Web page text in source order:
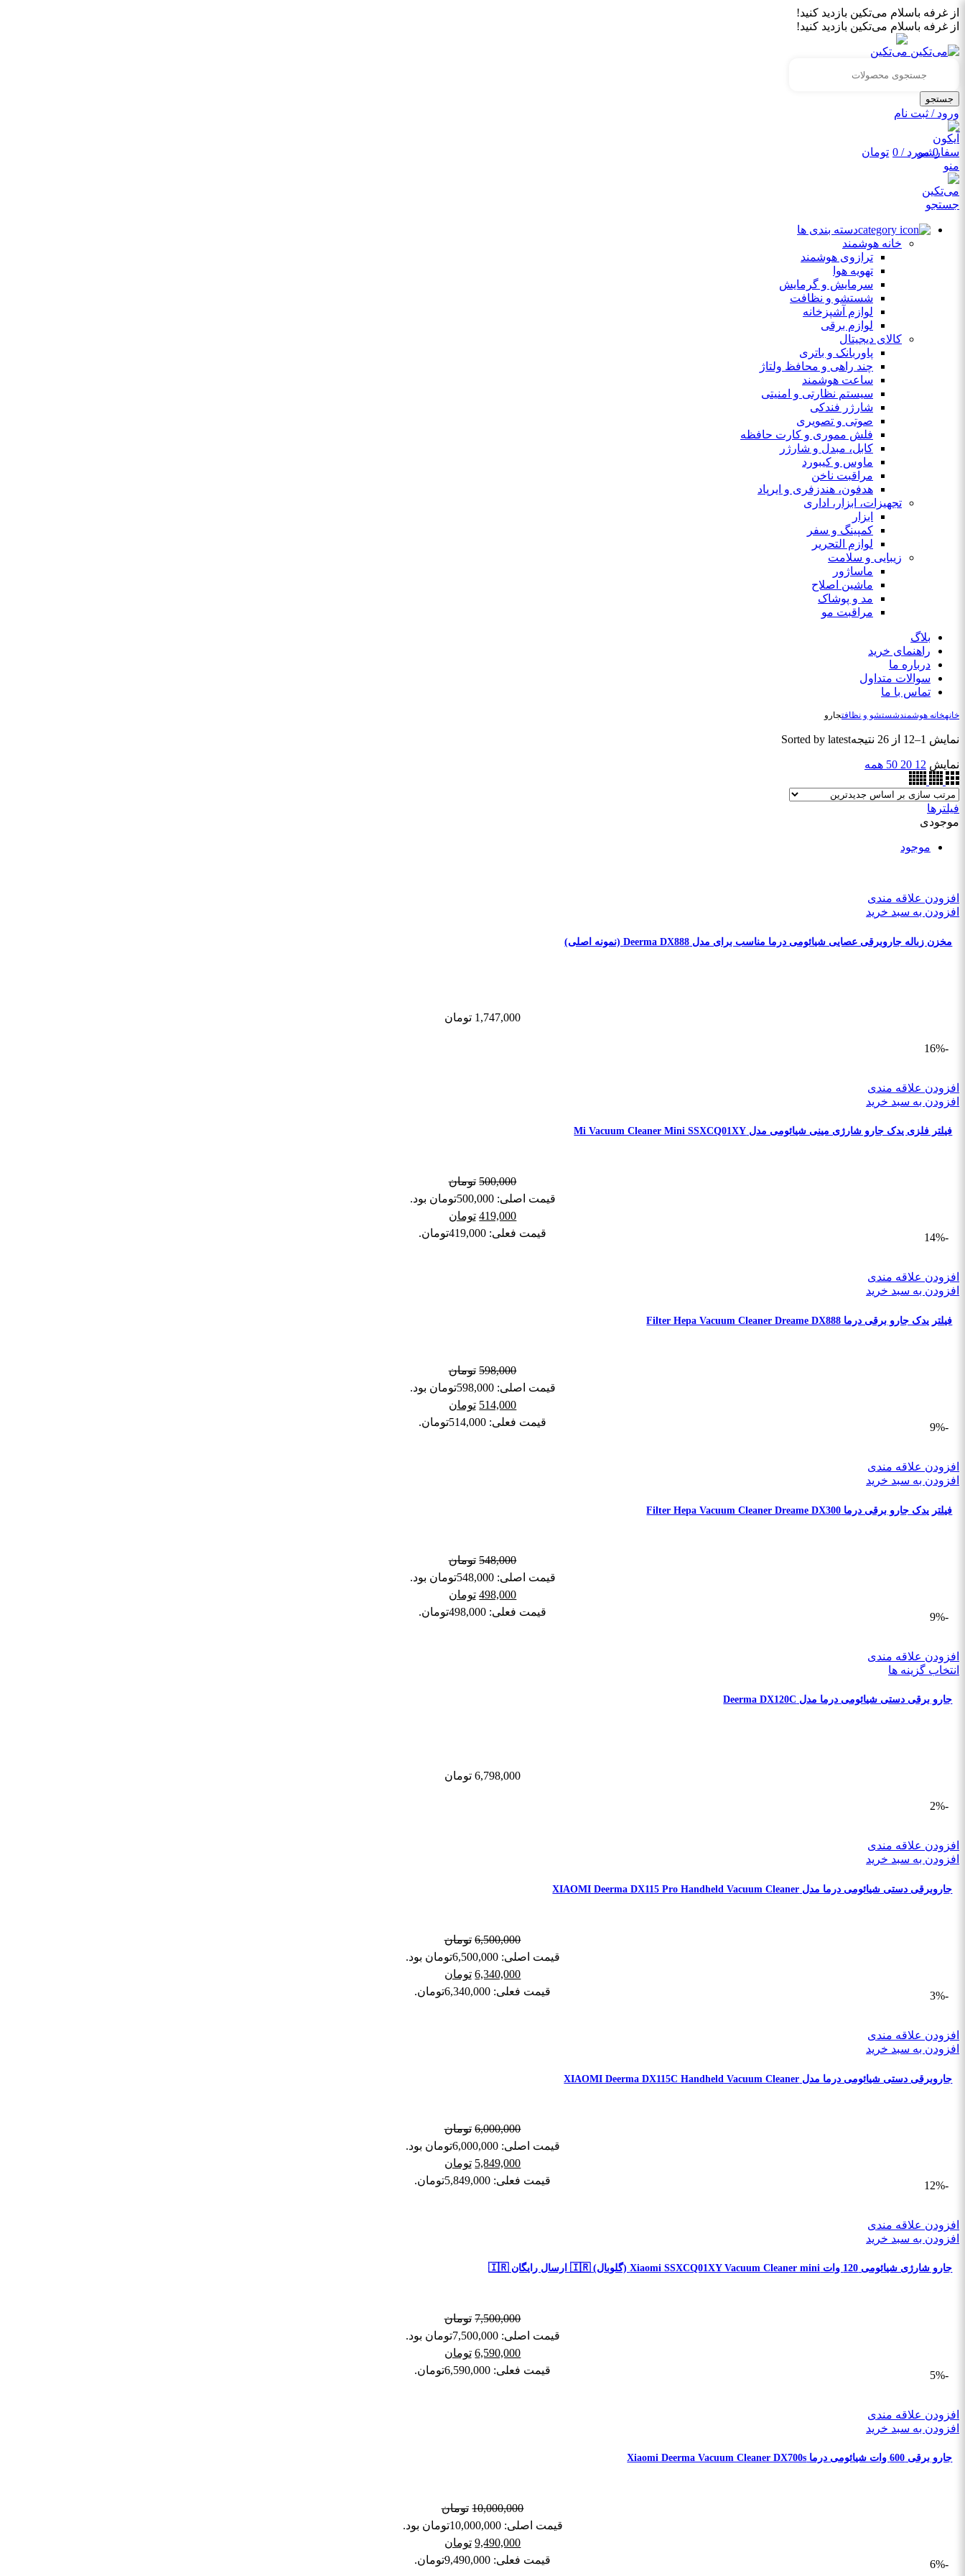
از غرفه باسلام می‌تکین بازدید کنید!
از غرفه باسلام می‌تکین بازدید کنید!
جستجو
ورود / ثبت نام
0 مورد/
0 تومان
منو
جستجو
دسته بندی ها
خانه هوشمند
ترازوی هوشمند
تهویه هوا
سرمایش و گرمایش
شستشو و نظافت
لوازم آشپزخانه
لوازم برقی
کالای دیجیتال
پاوربانک و باتری
چند راهی و محافظ ولتاژ
ساعت هوشمند
سیستم نظارتی و امنیتی
شارژر فندکی
صوتی و تصویری
فلش مموری و کارت حافظه
کابل، مبدل و شارژر
ماوس و کیبورد
مراقبت ناخن
هدفون، هندزفری و ایرپاد
تجهیزات، ابزار، اداری
ابزار
کمپینگ و سفر
لوازم التحریر
زیبایی و سلامت
ماساژور
ماشین اصلاح
مد و پوشاک
مراقبت مو
بلاگ
راهنمای خرید
درباره ما
سوالات متداول
تماس با ما
خانهخانه هوشمندشستشو و نظافتجارو
نمایش 1–12 از 26 نتیجه Sorted by latest
نمایش 12
20
50 همه
فیلترها
موجودی
موجود
افزودن علاقه مندی
افزودن به سبد خرید
مخزن زباله جاروبرقی عصایی شیائومی درما مناسب برای مدل Deerma DX888 (نمونه اصلی)
1,747,000 تومان
-16%
افزودن علاقه مندی
افزودن به سبد خرید
فیلتر فلزی یدک جارو شارژی مینی شیائومی مدل Mi Vacuum Cleaner Mini SSXCQ01XY
500,000 تومان
قیمت اصلی: 500,000تومان بود.
419,000 تومان
قیمت فعلی: 419,000تومان.
-14%
افزودن علاقه مندی
افزودن به سبد خرید
فیلتر یدک جارو برقی درما Filter Hepa Vacuum Cleaner Dreame DX888
598,000 تومان
قیمت اصلی: 598,000تومان بود.
514,000 تومان
قیمت فعلی: 514,000تومان.
-9%
افزودن علاقه مندی
افزودن به سبد خرید
فیلتر یدک جارو برقی درما Filter Hepa Vacuum Cleaner Dreame DX300
548,000 تومان
قیمت اصلی: 548,000تومان بود.
498,000 تومان
قیمت فعلی: 498,000تومان.
-9%
افزودن علاقه مندی
انتخاب گزینه ها
جارو برقی دستی شیائومی درما مدل Deerma DX120C
6,798,000 تومان
-2%
افزودن علاقه مندی
افزودن به سبد خرید
جاروبرقی دستی شیائومی درما مدل XIAOMI Deerma DX115 Pro Handheld Vacuum Cleaner
6,500,000 تومان
قیمت اصلی: 6,500,000تومان بود.
6,340,000 تومان
قیمت فعلی: 6,340,000تومان.
-3%
افزودن علاقه مندی
افزودن به سبد خرید
جاروبرقی دستی شیائومی درما مدل XIAOMI Deerma DX115C Handheld Vacuum Cleaner
6,000,000 تومان
قیمت اصلی: 6,000,000تومان بود.
5,849,000 تومان
قیمت فعلی: 5,849,000تومان.
-12%
افزودن علاقه مندی
افزودن به سبد خرید
جارو شارژی شیائومی 120 وات Xiaomi SSXCQ01XY Vacuum Cleaner mini (گلوبال) 🇮🇷 ارسال رایگان 🇮🇷
7,500,000 تومان
قیمت اصلی: 7,500,000تومان بود.
6,590,000 تومان
قیمت فعلی: 6,590,000تومان.
-5%
افزودن علاقه مندی
افزودن به سبد خرید
جارو برقی 600 وات شیائومی درما Xiaomi Deerma Vacuum Cleaner DX700s
10,000,000 تومان
قیمت اصلی: 10,000,000تومان بود.
9,490,000 تومان
قیمت فعلی: 9,490,000تومان.
-6%